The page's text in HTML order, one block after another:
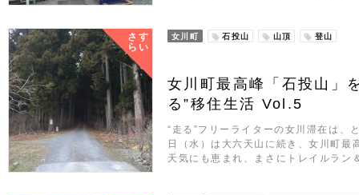
さす
らい
女川町 石投山 山頂 登山
女川町最高峰「石投山」
る”移住生活 Vol.5
“走る”フリーライターの女川滞在は
日（水）は大六天山に続き、女川町
天気にも恵まれ、まさにトレイルラ